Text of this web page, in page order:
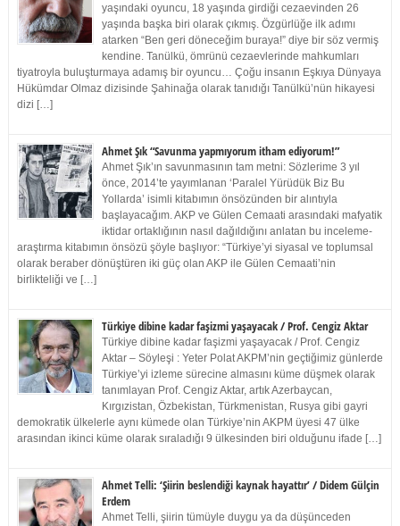
yaşındaki oyuncu, 18 yaşında girdiği cezaevinden 26
yaşında başka biri olarak çıkmış. Özgürlüğe ilk adımı
atarken “Ben geri döneceğim buraya!” diye bir söz vermiş
kendine. Tanülkü, ömrünü cezaevlerinde mahkumları
tiyatroyla buluşturmaya adamış bir oyuncu… Çoğu insanın Eşkıya Dünyaya
Hükümdar Olmaz dizisinde Şahinağa olarak tanıdığı Tanülkü’nün hikayesi
dizi […]
Ahmet Şık “Savunma yapmıyorum itham ediyorum!”
Ahmet Şık’ın savunmasının tam metni: Sözlerime 3 yıl
önce, 2014’te yayımlanan ‘Paralel Yürüdük Biz Bu
Yollarda’ isimli kitabımın önsözünden bir alıntıyla
başlayacağım. AKP ve Gülen Cemaati arasındaki mafyatik
iktidar ortaklığının nasıl dağıldığını anlatan bu inceleme-
araştırma kitabımın önsözü şöyle başlıyor: “Türkiye’yi siyasal ve toplumsal
olarak beraber dönüştüren iki güç olan AKP ile Gülen Cemaati’nin
birlikteliği ve […]
Türkiye dibine kadar faşizmi yaşayacak / Prof. Cengiz Aktar
Türkiye dibine kadar faşizmi yaşayacak / Prof. Cengiz
Aktar – Söyleşi : Yeter Polat AKPM’nin geçtiğimiz günlerde
Türkiye’yi izleme sürecine almasını küme düşmek olarak
tanımlayan Prof. Cengiz Aktar, artık Azerbaycan,
Kırgızistan, Özbekistan, Türkmenistan, Rusya gibi gayri
demokratik ülkelerle aynı kümede olan Türkiye’nin AKPM üyesi 47 ülke
arasından ikinci küme olarak sıraladığı 9 ülkesinden biri olduğunu ifade […]
Ahmet Telli: ‘Şiirin beslendiği kaynak hayattır’ / Didem Gülçin
Erdem
Ahmet Telli, şiirin tümüyle duygu ya da düşünceden